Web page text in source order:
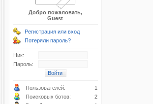
Добро пожаловать,
Guest
Регистрация или вход
Потеряли пароль?
Ник:
Пароль:
Пользователей:
1
Поисковых ботов:
2